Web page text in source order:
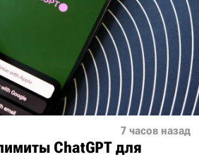
7 часов назад
ChatGPT для